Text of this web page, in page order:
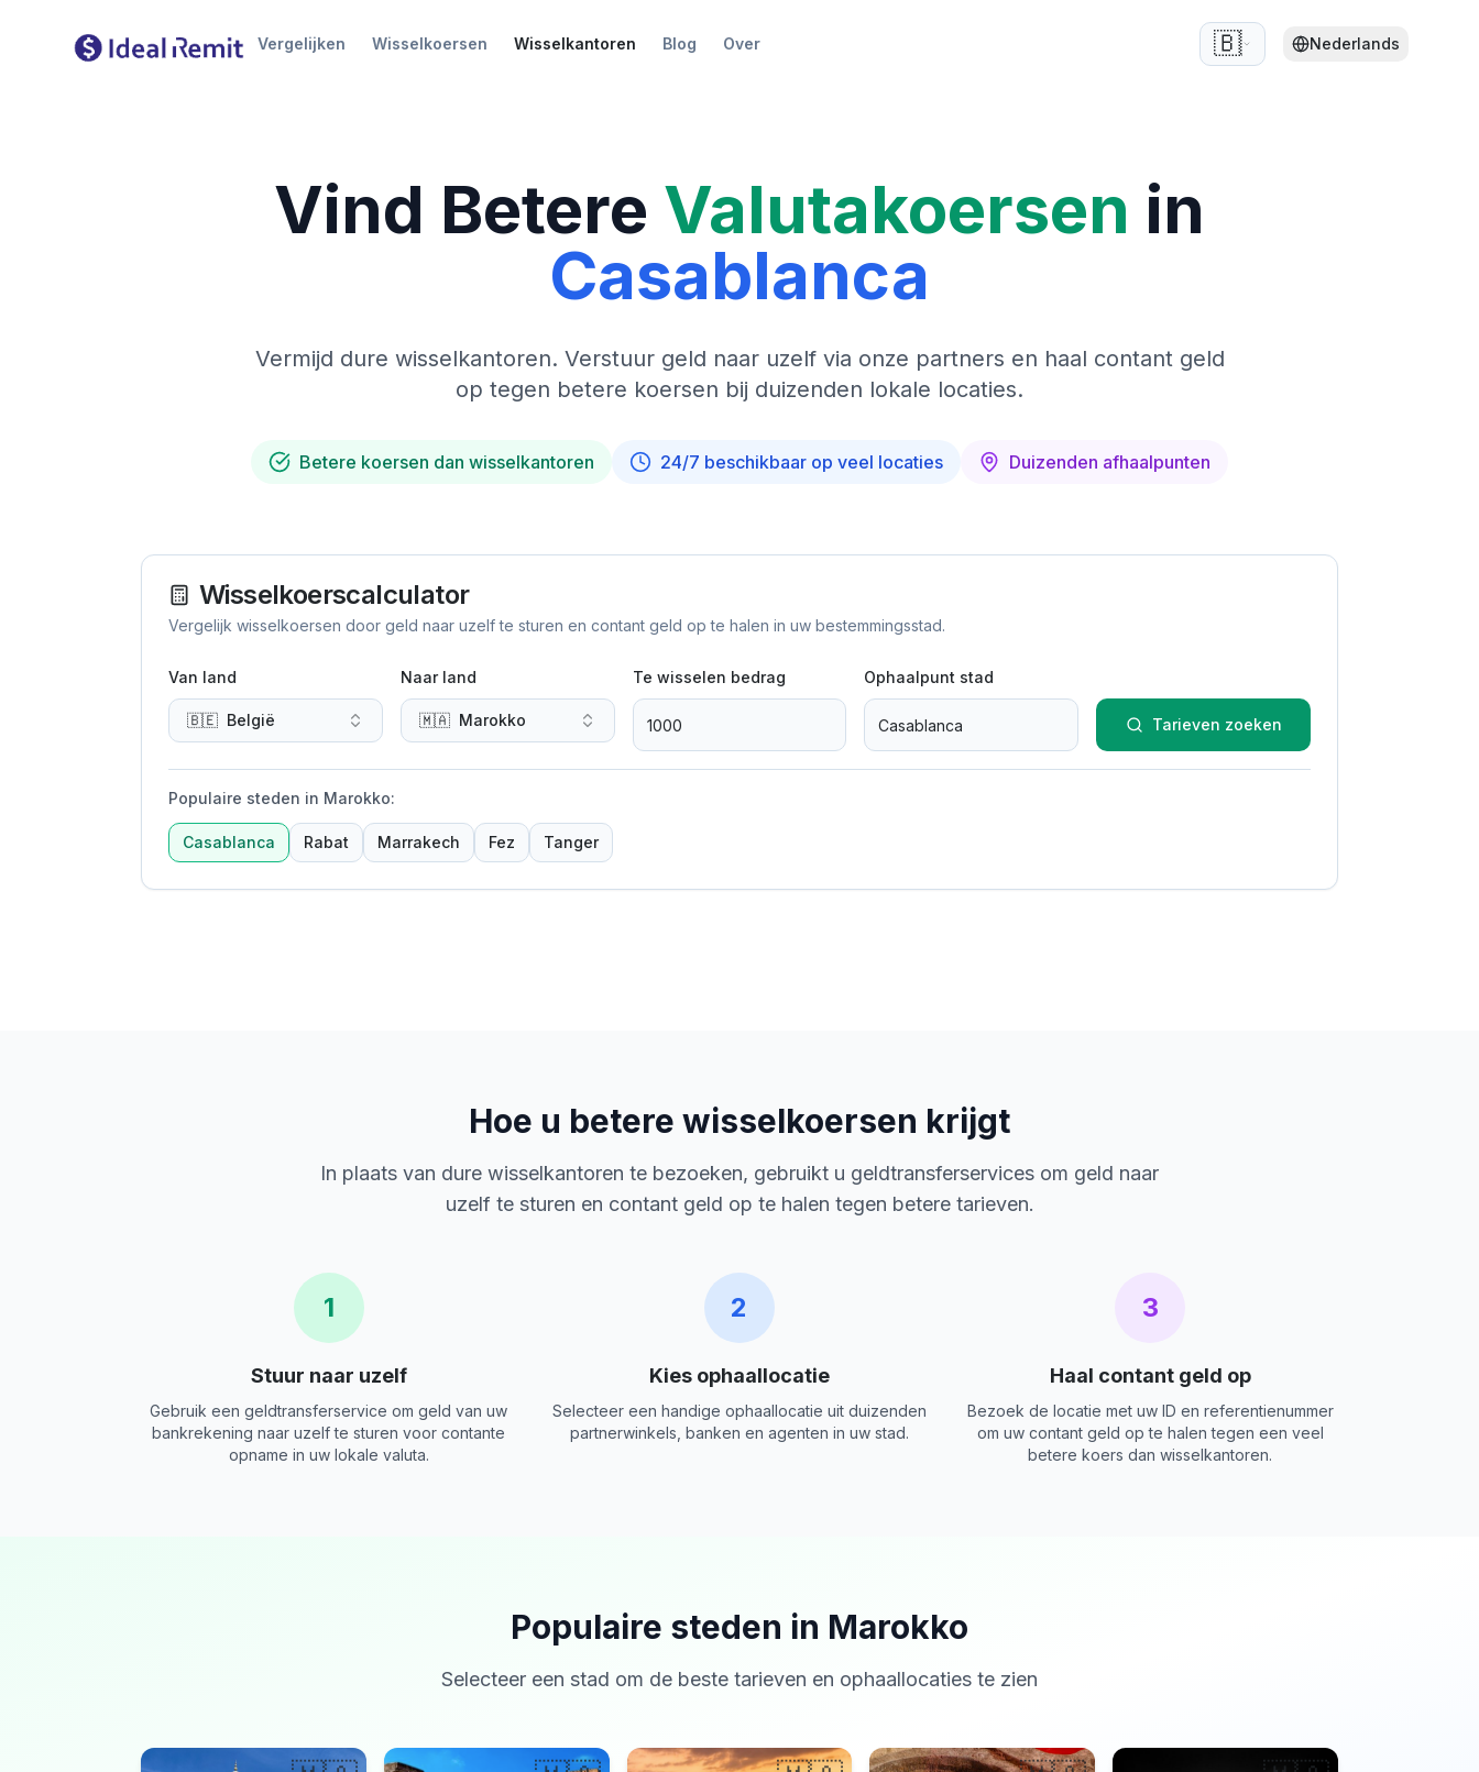
Vergelijken Wisselkoersen Wisselkantoren Blog Over 🇧🇪 Nederlands
Vind Betere Valutakoersen in
Casablanca
Vermijd dure wisselkantoren. Verstuur geld naar uzelf via onze partners en haal contant geld
op tegen betere koersen bij duizenden lokale locaties.
Betere koersen dan wisselkantoren 24/7 beschikbaar op veel locaties Duizenden afhaalpunten
Wisselkoerscalculator
Vergelijk wisselkoersen door geld naar uzelf te sturen en contant geld op te halen in uw bestemmingsstad.
Van land
🇧🇪 België
Naar land
🇲🇦 Marokko
Te wisselen bedrag Ophaalpunt stad
Tarieven zoeken
Populaire steden in Marokko:
Casablanca Rabat Marrakech Fez Tanger
Hoe u betere wisselkoersen krijgt
In plaats van dure wisselkantoren te bezoeken, gebruikt u geldtransferservices om geld naar
uzelf te sturen en contant geld op te halen tegen betere tarieven.
1
Stuur naar uzelf
Gebruik een geldtransferservice om geld van uw
bankrekening naar uzelf te sturen voor contante
opname in uw lokale valuta.
2
Kies ophaallocatie
Selecteer een handige ophaallocatie uit duizenden
partnerwinkels, banken en agenten in uw stad.
3
Haal contant geld op
Bezoek de locatie met uw ID en referentienummer
om uw contant geld op te halen tegen een veel
betere koers dan wisselkantoren.
Populaire steden in Marokko
Selecteer een stad om de beste tarieven en ophaallocaties te zien